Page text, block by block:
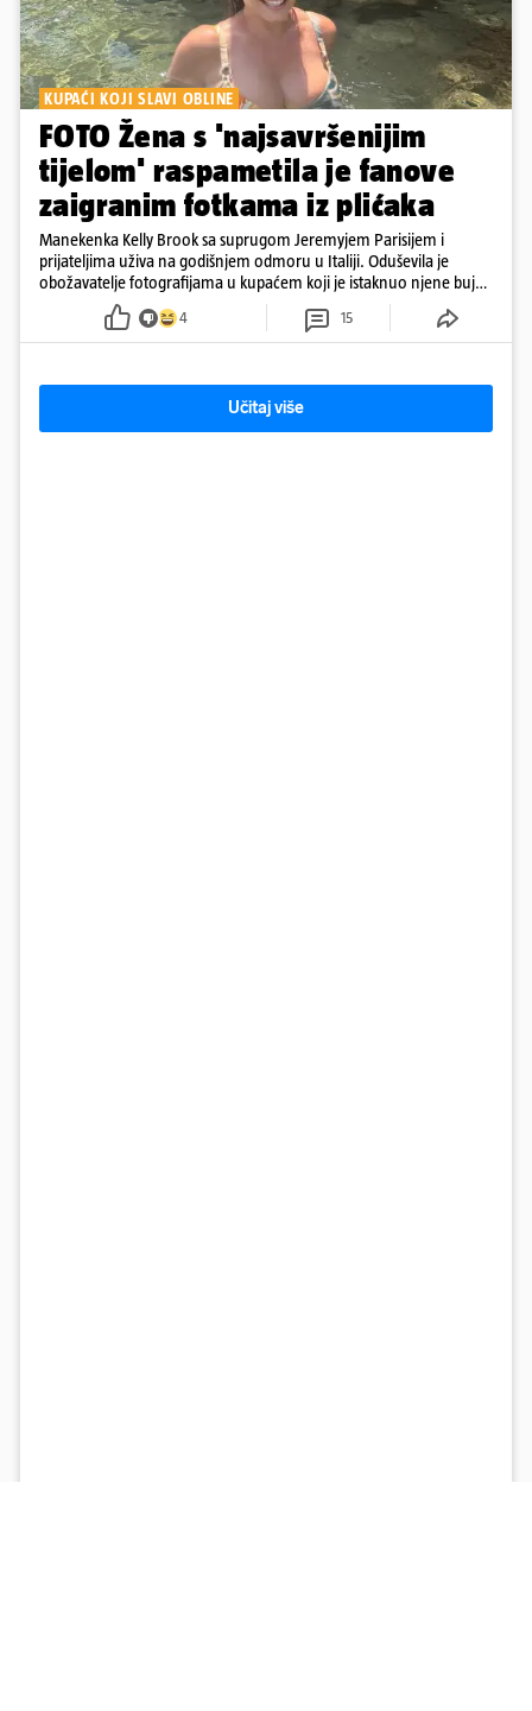
KUPAĆI KOJI SLAVI OBLINE
FOTO Žena s 'najsavršenijim
tijelom' raspametila je fanove
zaigranim fotkama iz plićaka
Manekenka Kelly Brook sa suprugom Jeremyjem Parisijem i
prijateljima uživa na godišnjem odmoru u Italiji. Oduševila je
obožavatelje fotografijama u kupaćem koji je istaknuo njene bujne
4 15
Učitaj više